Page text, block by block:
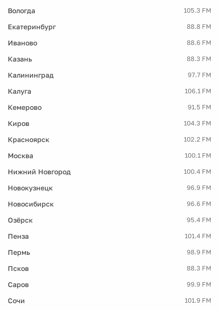
Вологда 105.3 FM
Екатеринбург 88.8 FM
Иваново 88.6 FM
Казань 88.3 FM
Калининград 97.7 FM
Калуга 106.1 FM
Кемерово 91.5 FM
Киров 104.3 FM
Красноярск 102.2 FM
Москва 100.1 FM
Нижний Новгород 100.4 FM
Новокузнецк 96.9 FM
Новосибирск 96.6 FM
Озёрск 95.4 FM
Пенза 101.4 FM
Пермь 98.9 FM
Псков 88.3 FM
Саров 99.9 FM
Сочи 101.9 FM